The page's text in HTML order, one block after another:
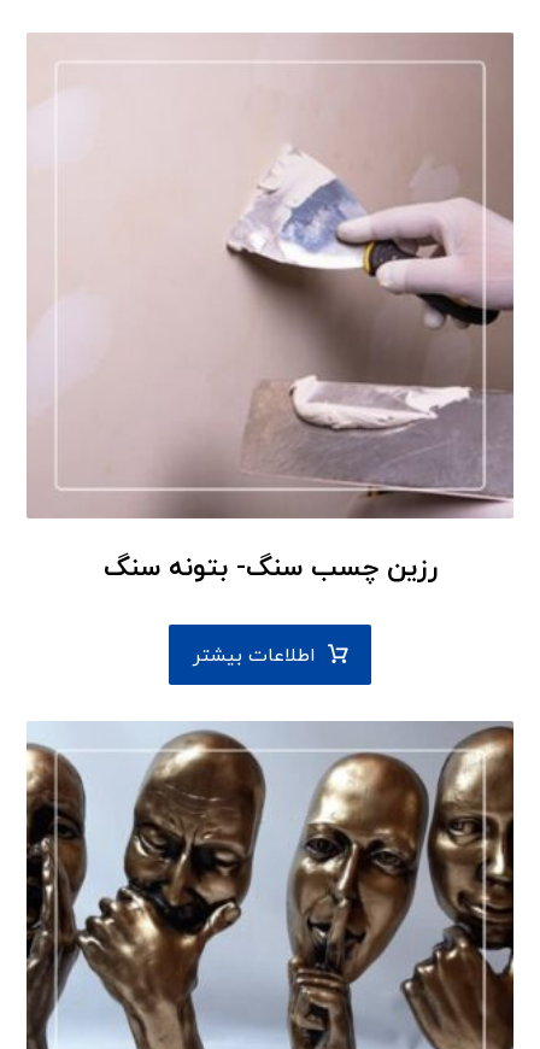
رزین چسب سنگ- بتونه سنگ
اطلاعات بیشتر